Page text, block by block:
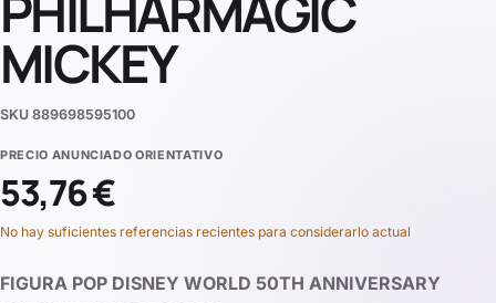
MICKEY
SKU 889698595100
PRECIO ANUNCIADO ORIENTATIVO
53,76 €
No hay suficientes referencias recientes para considerarlo actual
FIGURA POP DISNEY WORLD 50TH ANNIVERSARY